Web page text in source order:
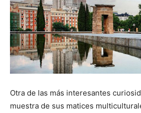
Otra de las más interesantes
muestra de sus matices